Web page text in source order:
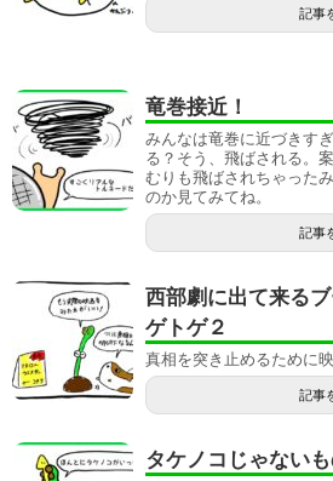
記事
竜巻接近！
みんなは竜巻に近づきす
る？そう、飛ばされる。
むりも飛ばされちゃった
のか見てみてね。
記事
西部劇に出て来る
ゲトゲ２
真相を突き止めるために
記事
タケノコじゃない